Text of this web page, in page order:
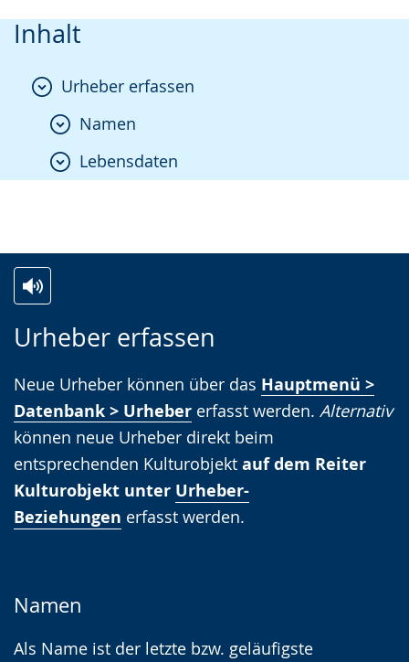
Inhalt
Urheber erfassen
Namen
Lebensdaten
Urheber erfassen
Neue Urheber können über das Hauptmenü >
Datenbank > Urheber erfasst werden. Alternativ
können neue Urheber direkt beim
entsprechenden Kulturobjekt auf dem Reiter
Kulturobjekt unter Urheber-
Beziehungen erfasst werden.
Namen
Als Name ist der letzte bzw. geläufigste
Leichten
wechseln.
Audio-
Video
Deutscher
Gebärdensprache
wird
angezeigt.